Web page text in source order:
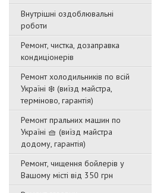
Внутрішні оздоблювальні
роботи
Ремонт, чистка, дозаправка
кондиціонерів
Ремонт холодильників по всій
Україні ❄️ (виїзд майстра,
терміново, гарантія)
Ремонт пральних машин по
Україні 🧺 (виїзд майстра
додому, гарантія)
Ремонт, чищення бойлерів у
Вашому місті від 350 грн